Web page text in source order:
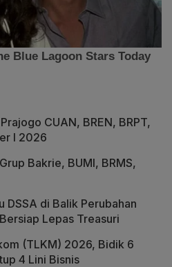
CUAN, BREN, BRPT,
I 2026
Bakrie, BUMI, BRMS,
DSSA di Balik Perubahan
Lepas Treasuri
(TLKM) 2026, Bidik 6
4 Lini Bisnis